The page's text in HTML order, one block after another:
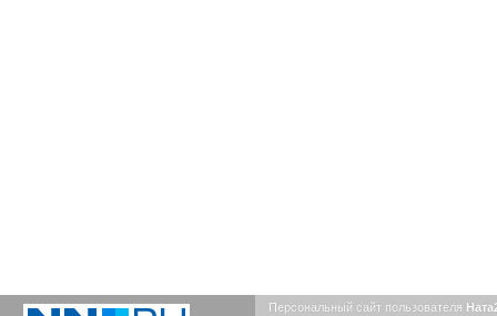
Персональный сайт пользователя